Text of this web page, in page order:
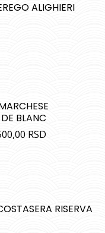
ALIGHIERI
BLANC
RSD
RISERVA